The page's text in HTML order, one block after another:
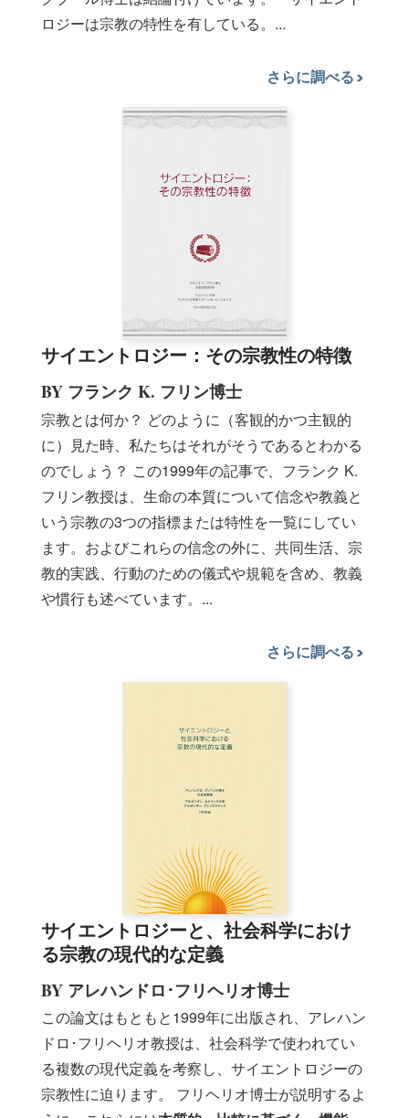
ロジーは宗教の特性を有している。...
さらに調べる
サイエントロジー：その宗教性の特徴
BY フランク K. フリン博士
宗教とは何か？ どのように（客観的かつ主観的
に）見た時、私たちはそれがそうであるとわかる
のでしょう？ この1999年の記事で、フランク K.
フリン教授は、生命の本質について信念や教義と
いう宗教の3つの指標または特性を一覧にしてい
ます。およびこれらの信念の外に、共同生活、宗
教的実践、行動のための儀式や規範を含め、教義
や慣行も述べています。...
さらに調べる
サイエントロジーと、社会科学におけ
る宗教の現代的な定義
BY アレハンドロ･フリヘリオ博士
この論文はもともと1999年に出版され、アレハン
ドロ･フリヘリオ教授は、社会科学で使われてい
る複数の現代定義を考察し、サイエントロジーの
宗教性に迫ります。 フリヘリオ博士が説明するよ